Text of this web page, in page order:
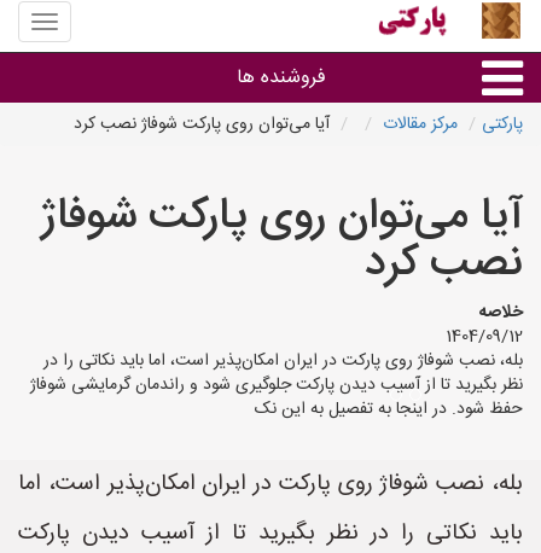
منوی
سایت
فروشنده ها
استان ها
پارکتی مرکز مقالات آیا می‌توان روی پارکت شوفاژ نصب کرد
آیا می‌توان روی پارکت شوفاژ
نصب کرد
خلاصه
1404/09/12
بله، نصب شوفاژ روی پارکت در ایران امکان‌پذیر است، اما باید نکاتی را در
نظر بگیرید تا از آسیب دیدن پارکت جلوگیری شود و راندمان گرمایشی شوفاژ
حفظ شود. در اینجا به تفصیل به این نک
بله، نصب شوفاژ روی پارکت در ایران امکان‌پذیر است، اما
باید نکاتی را در نظر بگیرید تا از آسیب دیدن پارکت